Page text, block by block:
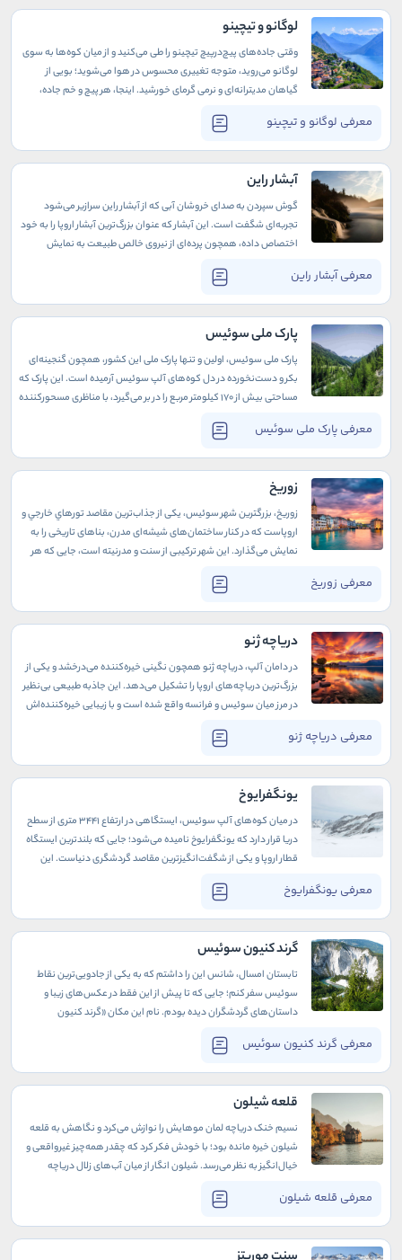
لوگانو و تیچینو
معرفی لوگانو و تیچینو
وقتی جاده‌های پیچ‌درپیچ تیچینو را طی می‌کنید و از میان کوه‌ها به سوی
لوگانو می‌روید، متوجه تغییری محسوس در هوا می‌شوید؛ بویی از
گیاهان مدیترانه‌ای و نرمی گرمای خورشید. اینجا، هر پیچ و خم جاده،
می‌دهد.
آبشار راین
معرفی آبشار راین
گوش سپردن به صدای خروشان آبی که از آبشار راین سرازیر می‌شود
تجربه‌ای شگفت است. این آبشار که عنوان بزرگ‌ترین آبشار اروپا را به خود
اختصاص داده، همچون پرده‌ای از نیروی خالص طبیعت به نمایش
است که سفر به آن سفری به طبیعت بکر است.
پارک ملی سوئیس
معرفی پارک ملی سوئیس
پارک ملی سوئیس، اولین و تنها پارک ملی این کشور، همچون گنجینه‌ای
بکر و دست‌نخورده در دل کوه‌های آلپ سوئیس آرمیده است. این پارک که
مساحتی بیش از ۱۷۰ کیلومتر مربع را در بر می‌گیرد، با مناظری مسحورکننده
چمنزارهای سرسبز، هر بازدیدکننده‌ای که با تور سوئيس به اینجا آمده را
به سفری در قلب طبیعت وحشی دعوت می‌کند.
زوریخ
معرفی زوریخ
زوریخ، بزرگترین شهر سوئیس، یکی از جذاب‌ترین مقاصد تورهاي خارجي و
اروپاست که در کنار ساختمان‌های شیشه‌ای مدرن، بناهای تاریخی را به
نمایش می‌گذارد. این شهر ترکیبی از سنت و مدرنیته است، جایی که هر
دریاچه ژنو
معرفی دریاچه ژنو
در دامان آلپ، دریاچه ژنو همچون نگینی خیره‌کننده می‌درخشد و یکی از
بزرگ‌ترین دریاچه‌های اروپا را تشکیل می‌دهد. این جاذبه طبیعی بی‌نظیر
در مرز میان سوئیس و فرانسه واقع شده است و با زیبایی خیره‌کننده‌اش
آب‌های زلال و فیروزه‌ای رنگش، نه‌تنها چشم‌اندازی شگفت‌انگیز برای
طبیعت‌دوستان فراهم می‌آورد، بلکه با فرهنگ و تاریخ غنی‌اش،
علاقه‌مندان به هنر و تمدن را نیز مسحور خود می‌کند.
یونگفرایوخ
معرفی یونگفرایوخ
در میان کوه‌های آلپ سوئیس، ایستگاهی در ارتفاع ۳۴۴۱ متری از سطح
دریا قرار دارد که یونگفرایوخ نامیده می‌شود؛ جایی که بلندترین ایستگاه
قطار اروپا و یکی از شگفت‌انگیزترین مقاصد گردشگری دنیاست. این
سوئیس، فضایی از آرامش و شکوه طبیعت را به بازدیدکنندگان هدیه
می‌کند.
گرند کنیون سوئیس
معرفی گرند کنیون سوئیس
تابستان امسال، شانس این را داشتم که به یکی از جادویی‌ترین نقاط
سوئیس سفر کنم؛ جایی که تا پیش از این فقط در عکس‌های زیبا و
داستان‌های گردشگران دیده بودم. نام این مکان «گرند کنیون
سبز کوه‌های آلپ، دره‌ای شگفت‌انگیز که انگار مستقیماً از میان رؤیاها
بیرون آمده، انتظارم را می‌کشید.
قلعه شیلون
معرفی قلعه شیلون
نسیم خنک دریاچه لمان موهایش را نوازش می‌کرد و نگاهش به قلعه
شیلون خیره مانده بود؛ با خودش فکر کرد که چقدر همه‌چیز غیرواقعی و
خیال‌انگیز به نظر می‌رسد. شیلون انگار از میان آب‌های زلال دریاچه